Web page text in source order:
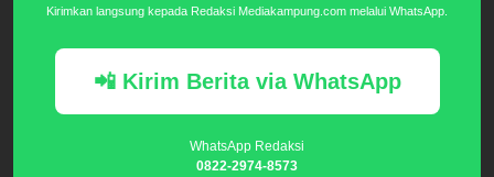
Kirimkan langsung kepada Redaksi Mediakampung.com melalui WhatsApp.
📲 Kirim Berita via WhatsApp
WhatsApp Redaksi
0822-2974-8573